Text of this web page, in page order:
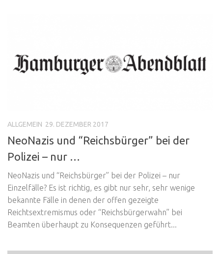
ALLGEMEIN 29. DEZEMBER 2017
NeoNazis und “Reichsbürger” bei der
Polizei – nur …
NeoNazis und “Reichsbürger” bei der Polizei – nur
Einzelfälle? Es ist richtig, es gibt nur sehr, sehr wenige
bekannte Fälle in denen der offen gezeigte
Reichtsextremismus oder “Reichsbürgerwahn” bei
Beamten überhaupt zu Konsequenzen geführt...